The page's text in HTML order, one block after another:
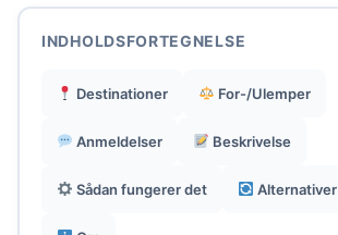
e-mail.
10 eSIM'er til grupper.
INDHOLDSFORTEGNELSE
Destinationer For-/Ulemper
Anmeldelser Beskrivelse
Sådan fungerer det Alternativer